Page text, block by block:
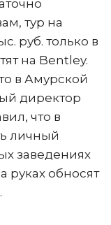
тур на
руб. только в
на Bentley.
в Амурской
директор
что в
личный
заведениях
руках обносят